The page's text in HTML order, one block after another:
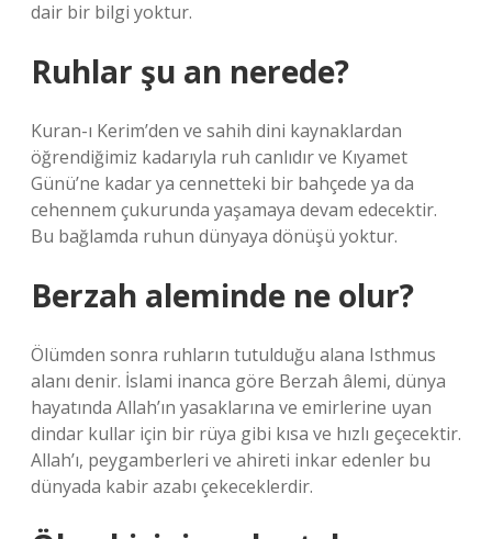
dair bir bilgi yoktur.
Ruhlar şu an nerede?
Kuran-ı Kerim’den ve sahih dini kaynaklardan
öğrendiğimiz kadarıyla ruh canlıdır ve Kıyamet
Günü’ne kadar ya cennetteki bir bahçede ya da
cehennem çukurunda yaşamaya devam edecektir.
Bu bağlamda ruhun dünyaya dönüşü yoktur.
Berzah aleminde ne olur?
Ölümden sonra ruhların tutulduğu alana Isthmus
alanı denir. İslami inanca göre Berzah âlemi, dünya
hayatında Allah’ın yasaklarına ve emirlerine uyan
dindar kullar için bir rüya gibi kısa ve hızlı geçecektir.
Allah’ı, peygamberleri ve ahireti inkar edenler bu
dünyada kabir azabı çekeceklerdir.